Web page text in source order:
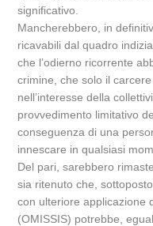
significativo.
Mancherebbero, in
ricavabili dal quadro
che l’odierno ricorrente
crimine, che solo il
nell’interesse della
provvedimento limitativo
conseguenza di una
innescare in qualsiasi
Del pari, sarebbero
sia ritenuto che,
con ulteriore applicazione
(OMISSIS) potrebbe,